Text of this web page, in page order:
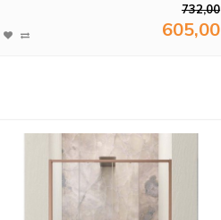
732,00
605,00